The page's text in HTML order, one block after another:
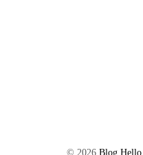
© 2026 Blog Hello